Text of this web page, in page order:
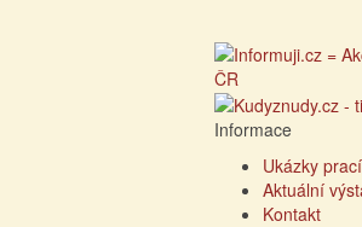
Informace
Ukázky prací
Aktuální
Kontakt